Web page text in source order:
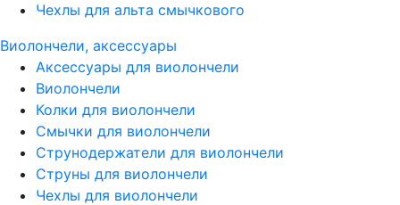
Чехлы для альта смычкового
Виолончели, аксессуары
Аксессуары для виолончели
Виолончели
Колки для виолончели
Смычки для виолончели
Струнодержатели для виолончели
Струны для виолончели
Чехлы для виолончели